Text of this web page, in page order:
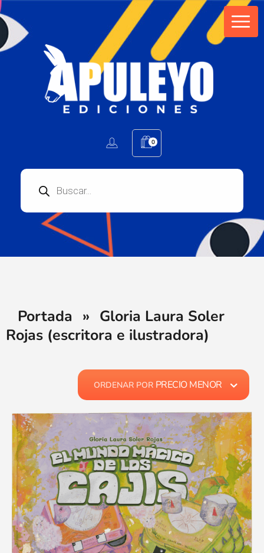
0
Portada » Gloria Laura Soler
Rojas (escritora e ilustradora)
ORDENAR POR PRECIO MENOR